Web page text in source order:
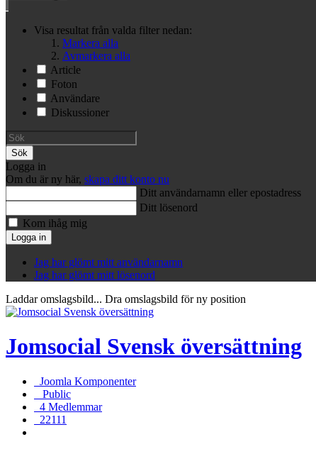
Visa resultat från valda filter nedan:
Markera alla
Avmarkera alla
Article
Foton
Användare
Diskussioner
Sök
Logga in
Om du är ny här, skapa ditt konto nu
Ditt användarnamn eller epostadress
Ditt lösenord
Kom ihåg mig
Logga in
Jag har glömt mitt användarnamn
Jag har glömt mitt lösenord
Laddar omslagsbild... Dra omslagsbild för ny position
Jomsocial Svensk översättning
Joomla Komponenter
Public
4 Medlemmar
22111